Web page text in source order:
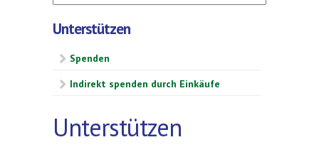
Unterstützen
Spenden
Indirekt spenden durch Einkäufe
Unterstützen